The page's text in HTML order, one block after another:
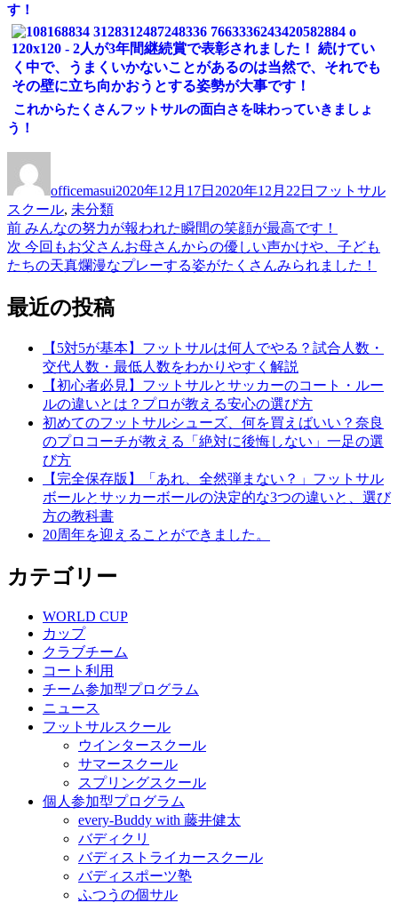
す！
これからたくさんフットサルの面白さを味わっていきましょ
う！
者
officemasui日:
2020年12月17日 2020年12月22日ゴ
ー
フットサル
スクール, 未分類
投
稿
ビ
前 前
の
投
みんなの努力が報われた瞬間の笑顔が最高です！
次 次
の
稿:
今回もお父さんお母さんからの優しい声かけや、子ども
たちの天真爛漫なプレーする姿がたくさんみられました！
最近の投稿
【5対5が基本】フットサルは何人でやる？試合人数・
交代人数・最低人数をわかりやすく解説
【初心者必見】フットサルとサッカーのコート・ルー
ルの違いとは？プロが教える安心の選び方
初めてのフットサルシューズ、何を買えばいい？奈良
のプロコーチが教える「絶対に後悔しない」一足の選
び方
【完全保存版】「あれ、全然弾まない？」フットサル
ボールとサッカーボールの決定的な3つの違いと、選び
方の教科書
20周年を迎えることができました。
カテゴリー
WORLD CUP
カップ
クラブチーム
コート利用
チーム参加型プログラム
ニュース
フットサルスクール
ウインタースクール
サマースクール
スプリングスクール
個人参加型プログラム
every-Buddy with 藤井健太
バディクリ
バディストライカースクール
バディスポーツ塾
ふつうの個サル